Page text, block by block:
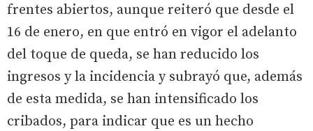
frentes abiertos, aunque reiteró que desde el
16 de enero, en que entró en vigor el adelanto
del toque de queda, se han reducido los
ingresos y la incidencia y subrayó que, además
de esta medida, se han intensificado los
cribados, para indicar que es un hecho